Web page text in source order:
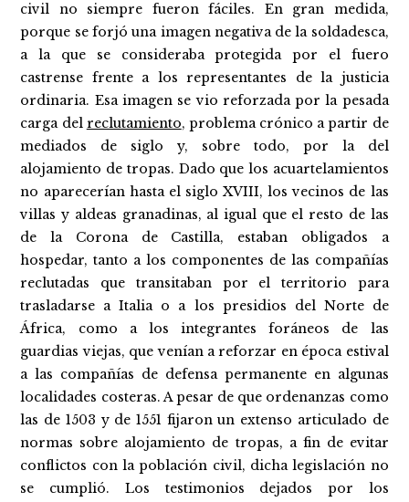
civil no siempre fueron fáciles. En gran medida,
porque se forjó una imagen negativa de la soldadesca,
a la que se consideraba protegida por el fuero
castrense frente a los representantes de la justicia
ordinaria. Esa imagen se vio reforzada por la pesada
carga del reclutamiento, problema crónico a partir de
mediados de siglo y, sobre todo, por la del
alojamiento de tropas. Dado que los acuartelamientos
no aparecerían hasta el siglo XVIII, los vecinos de las
villas y aldeas granadinas, al igual que el resto de las
de la Corona de Castilla, estaban obligados a
hospedar, tanto a los componentes de las compañías
reclutadas que transitaban por el territorio para
trasladarse a Italia o a los presidios del Norte de
África, como a los integrantes foráneos de las
guardias viejas, que venían a reforzar en época estival
a las compañías de defensa permanente en algunas
localidades costeras. A pesar de que ordenanzas como
las de 1503 y de 1551 fijaron un extenso articulado de
normas sobre alojamiento de tropas, a fin de evitar
conflictos con la población civil, dicha legislación no
se cumplió. Los testimonios dejados por los